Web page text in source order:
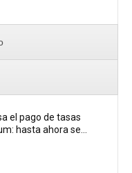
el pago de tasas
hasta ahora se...